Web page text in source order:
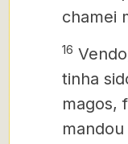
chamei
16
tinha
magos,